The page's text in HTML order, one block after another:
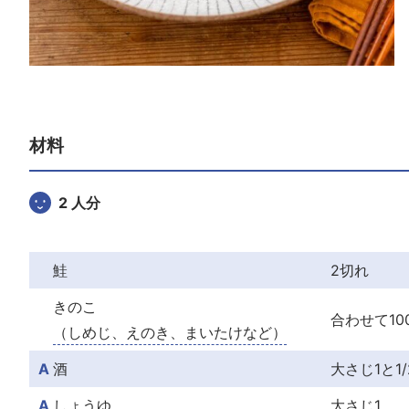
材料
2 人分
鮭
2切れ
きのこ
（しめじ、えのき、まいたけなど）
合わせて
A 酒
大さじ1と
A しょうゆ
大さじ1